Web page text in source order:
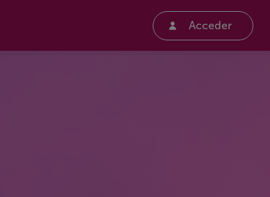
Acceder